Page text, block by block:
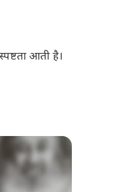
आती है।